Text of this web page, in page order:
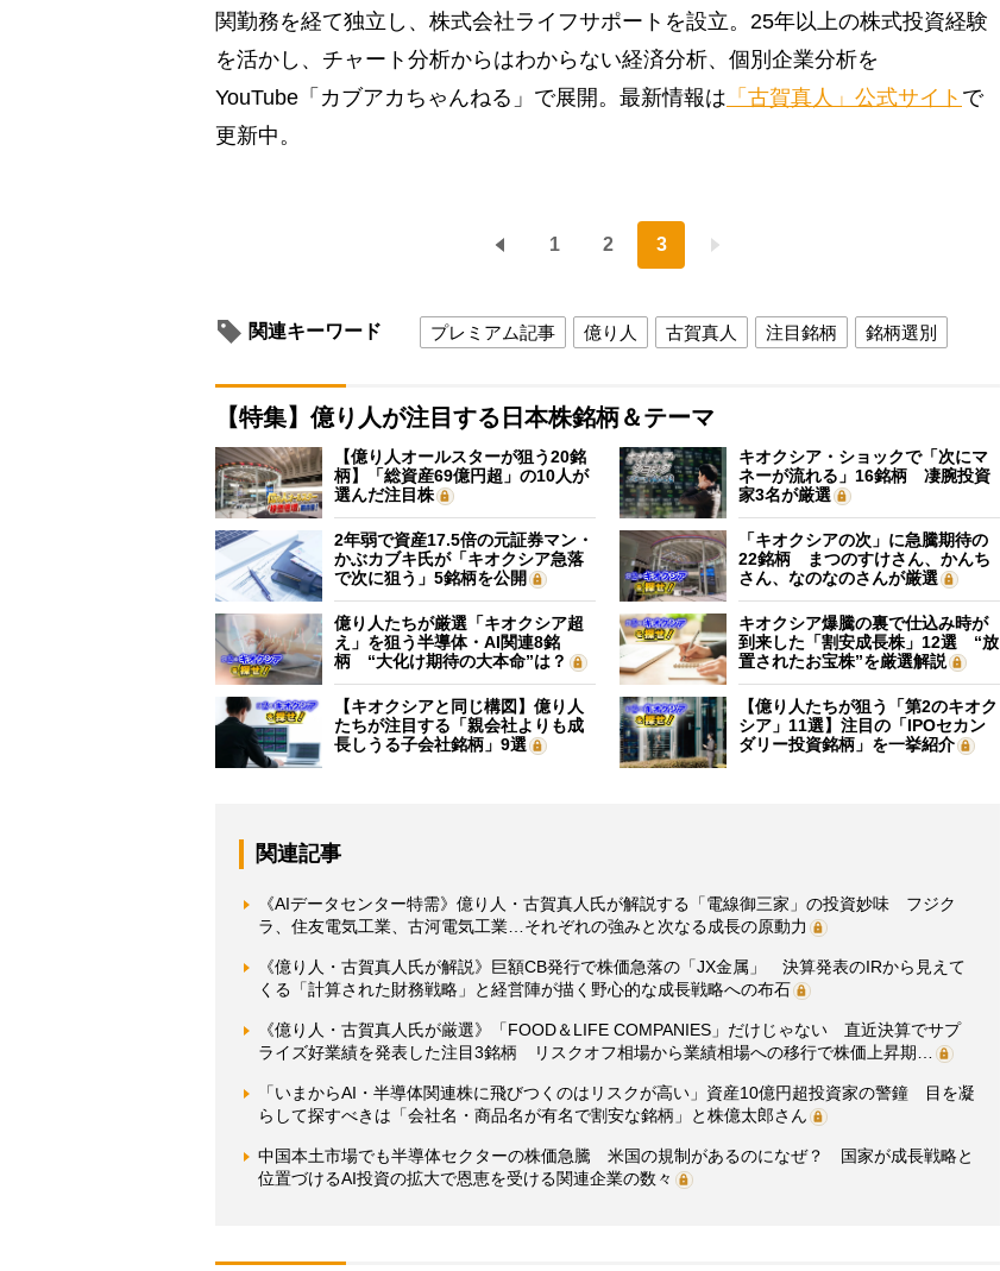
関勤務を経て独立し、株式会社ライフサポートを設立。25年以上の株式投資経験
を活かし、チャート分析からはわからない経済分析、個別企業分析を
YouTube「カブアカちゃんねる」で展開。最新情報は 「古賀真人」公式サイト で
更新中。
1 2 3
関連キーワード プレミアム記事 億り人 古賀真人 注目銘柄 銘柄選別
【特集】億り人が注目する日本株銘柄＆テーマ
【億り人オールスターが狙う20銘
柄】「総資産69億円超」の10人が
選んだ注目株
キオクシア・ショックで「次にマ
ネーが流れる」16銘柄 凄腕投資
家3名が厳選
2年弱で資産17.5倍の元証券マン・
かぶカブキ氏が「キオクシア急落
で次に狙う」5銘柄を公開
「キオクシアの次」に急騰期待の
22銘柄 まつのすけさん、かんち
さん、なのなのさんが厳選
億り人たちが厳選「キオクシア超
え」を狙う半導体・AI関連8銘
柄 “大化け期待の大本命”は？
キオクシア爆騰の裏で仕込み時が
到来した「割安成長株」12選 “放
置されたお宝株”を厳選解説
【キオクシアと同じ構図】億り人
たちが注目する「親会社よりも成
長しうる子会社銘柄」9選
【億り人たちが狙う「第2のキオク
シア」11選】注目の「IPOセカン
ダリー投資銘柄」を一挙紹介
関連記事
《AIデータセンター特需》億り人・古賀真人氏が解説する「電線御三家」の投資妙味 フジク
ラ、住友電気工業、古河電気工業…それぞれの強みと次なる成長の原動力
《億り人・古賀真人氏が解説》巨額CB発行で株価急落の「JX金属」 決算発表のIRから見えて
くる「計算された財務戦略」と経営陣が描く野心的な成長戦略への布石
《億り人・古賀真人氏が厳選》「FOOD＆LIFE COMPANIES」だけじゃない 直近決算でサプ
ライズ好業績を発表した注目3銘柄 リスクオフ相場から業績相場への移行で株価上昇期…
「いまからAI・半導体関連株に飛びつくのはリスクが高い」資産10億円超投資家の警鐘 目を凝
らして探すべきは「会社名・商品名が有名で割安な銘柄」と株億太郎さん
中国本土市場でも半導体セクターの株価急騰 米国の規制があるのになぜ？ 国家が成長戦略と
位置づけるAI投資の拡大で恩恵を受ける関連企業の数々